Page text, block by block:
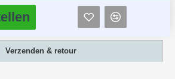
Verzenden & retour